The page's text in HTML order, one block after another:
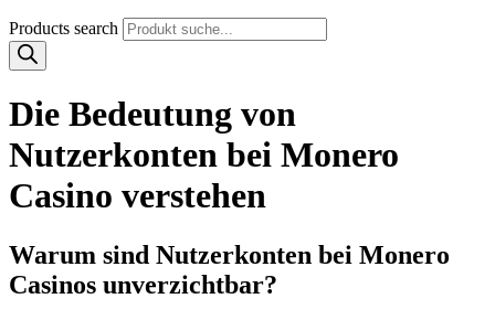
Products search
Die Bedeutung von
Nutzerkonten bei Monero
Casino verstehen
Warum sind Nutzerkonten bei Monero
Casinos unverzichtbar?